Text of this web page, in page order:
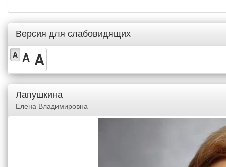
Версия для слабовидящих
A A A
Лапушкина
Елена Владимировна